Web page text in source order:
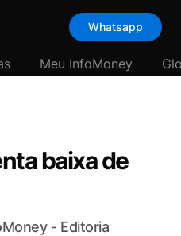
Whatsapp
Meu InfoMoney
baixa de
- Editoria